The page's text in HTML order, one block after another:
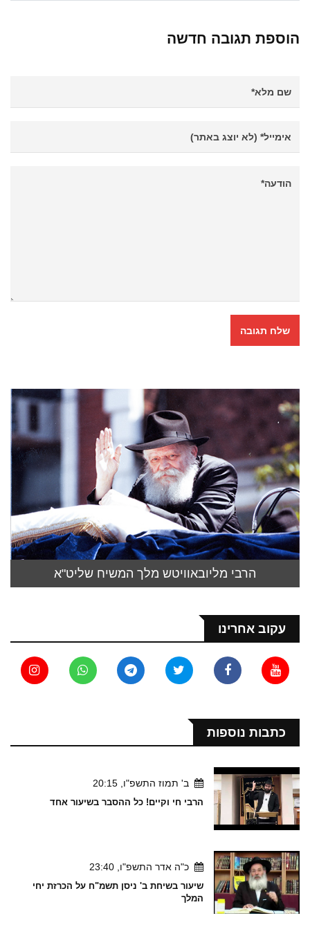
הוספת תגובה חדשה
הרבי מליובאוויטש מלך המשיח שליט"א
עקוב אחרינו
כתבות נוספות
ב' תמוז התשפ"ו, 20:15
הרבי חי וקיים! כל ההסבר בשיעור אחד
כ"ה אדר התשפ"ו, 23:40
שיעור בשיחת ב' ניסן תשמ"ח על הכרזת יחי
המלך